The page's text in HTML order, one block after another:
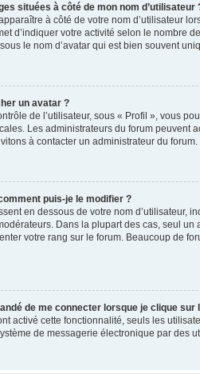
situées à côté de mon nom d’utilisateur
à côté de votre nom d’utilisateur
d’indiquer votre activité selon le nombre
le nom d’avatar qui est bien souvent
un avatar ?
de l’utilisateur, sous « Profil », vous
Les administrateurs du forum
à contacter un administrateur du forum.
puis-je le modifier ?
en dessous de votre nom d’utilisateur,
Dans la plupart des cas, seul
votre rang sur le forum. Beaucoup de
de me connecter lorsque je clique
activé cette fonctionnalité, seuls les
de messagerie électronique par des